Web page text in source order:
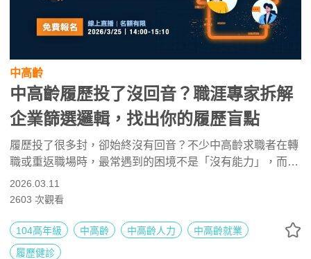
中高齡
中高齡履歷投了沒回音？職涯專家拆解
企業篩選邏輯，找出你的履歷盲點
履歷投了很多封，卻始終沒有回音？不少中高齡求職者在轉
職或重返職場時，最常遇到的困境不是「沒有能力」，而是
履歷沒有說對企業想看的重點。
2026.03.11
2603 次觀看
104高年級 中高齡 中高齡人力
中高齡就業
履歷健診